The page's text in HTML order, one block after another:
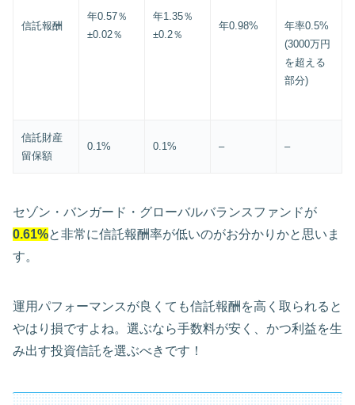
信託報酬
年0.57％
±0.02％
年1.35％
±0.2％
年0.98%
年率0.5%
(3000万円
を超える
部分)
信託財産
留保額
0.1% 0.1% – –
セゾン・バンガード・グローバルバランスファンドが
0.61%と非常に信託報酬率が低いのがお分かりかと思いま
す。
運用パフォーマンスが良くても信託報酬を高く取られると
やはり損ですよね。選ぶなら手数料が安く、かつ利益を生
み出す投資信託を選ぶべきです！